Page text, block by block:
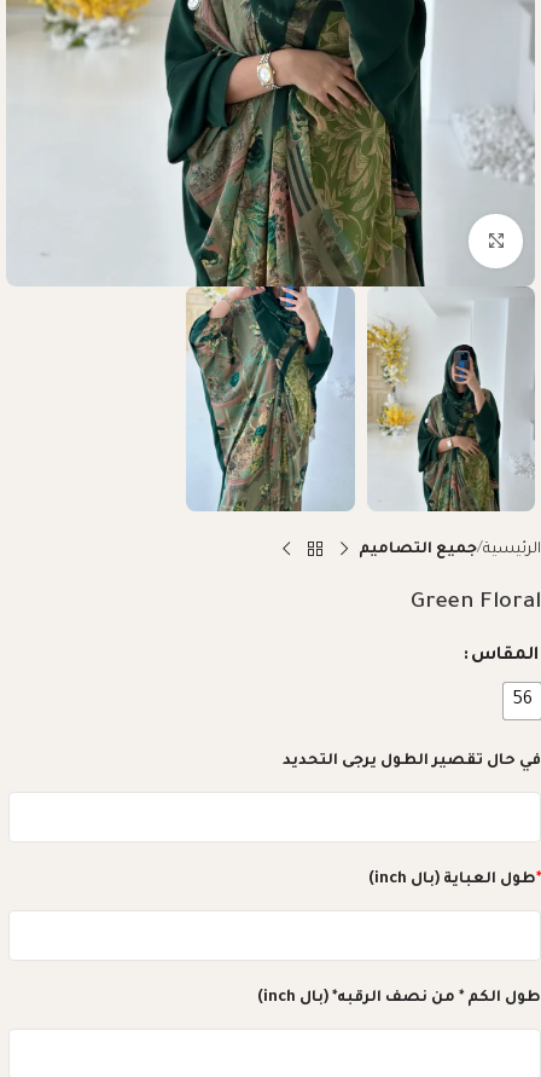
Click to enlarge
الرئيسية جميع التصاميم
Green Floral
المقاس
56
في حال تقصير الطول يرجى التحديد
*طول العباية (بال inch)
طول الكم * من نصف الرقبه* (بال inch)